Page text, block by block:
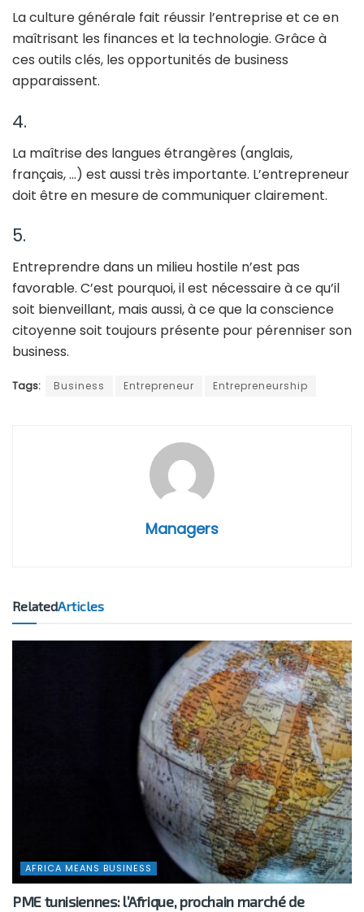
La culture générale fait réussir l’entreprise et ce en
maîtrisant les finances et la technologie. Grâce à
ces outils clés, les opportunités de business
apparaissent.
4.
La maîtrise des langues étrangères (anglais,
français, …) est aussi très importante. L’entrepreneur
doit être en mesure de communiquer clairement.
5.
Entreprendre dans un milieu hostile n’est pas
favorable. C’est pourquoi, il est nécessaire à ce qu’il
soit bienveillant, mais aussi, à ce que la conscience
citoyenne soit toujours présente pour pérenniser son
business.
Tags: Business Entrepreneur Entrepreneurship
Managers
RelatedArticles
AFRICA MEANS BUSINESS
PME tunisiennes: l’Afrique, prochain marché de